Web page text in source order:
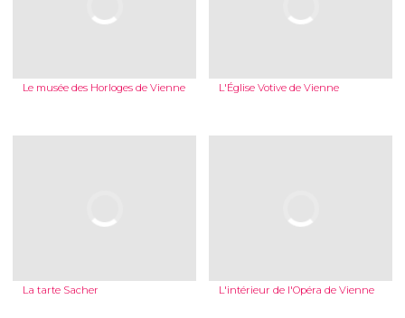
Le musée des Horloges de Vienne L'Église Votive de Vienne
La tarte Sacher L'intérieur de l'Opéra de Vienne